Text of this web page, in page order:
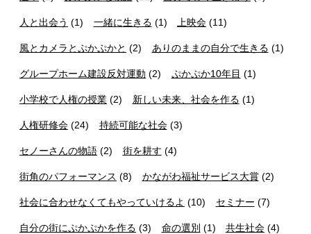
人と出会う (1) 一緒に生きる (1) 上映会 (11)
風とカメラとぷかぷかと (2) ありのままの自分で生きる (1)
グループホーム建設反対運動 (2) ぷかぷか10年目 (1)
小学校で人権の授業 (2) 新しい未来、社会を作る (1)
人権研修会 (24) 持続可能な社会(3)
セノーさんの物語 (2) 街を耕す (4)
街角のパフォーマンス (8) かながわ福祉サービス大賞(2)
社会に合わせなくてもやっていけるよ (10) セミナー (7)
自分の街にぷかぷかを作る (3) 命の選別 (1) 共生社会 (4)